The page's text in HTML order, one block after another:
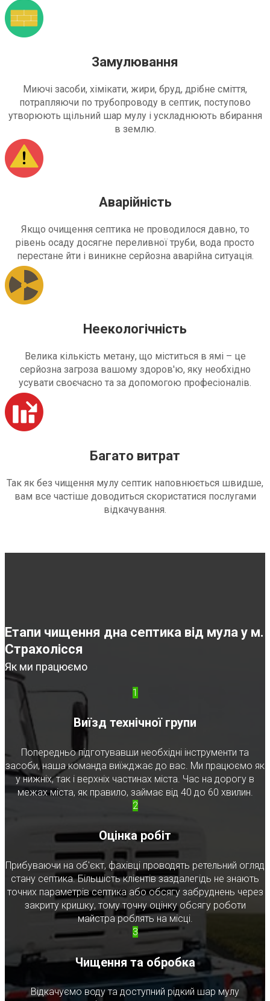
Замулювання
Миючі засоби, хімікати, жири, бруд, дрібне сміття,
потрапляючи по трубопроводу в септик, поступово
утворюють щільний шар мулу і ускладнюють вбирання
в землю.
Аварійність
Якщо очищення септика не проводилося давно, то
рівень осаду досягне переливної труби, вода просто
перестане йти і виникне серйозна аварійна ситуація.
Неекологічність
Велика кількість метану, що міститься в ямі – це
серйозна загроза вашому здоров'ю, яку необхідно
усувати своєчасно та за допомогою професіоналів.
Багато витрат
Так як без чищення мулу септик наповнюється швидше,
вам все частіше доводиться скористатися послугами
відкачування.
Етапи чищення дна септика від мула у м.
Страхолісся
Як ми працюємо
1
Виїзд технічної групи
Попередньо підготувавши необхідні інструменти та
засоби, наша команда виїжджає до вас. Ми працюємо як
у нижніх, так і верхніх частинах міста. Час на дорогу в
межах міста, як правило, займає від 40 до 60 хвилин.
2
Оцінка робіт
Прибуваючи на об'єкт, фахівці проводять ретельний огляд
стану септика. Більшість клієнтів заздалегідь не знають
точних параметрів септика або обсягу забруднень через
закриту кришку, тому точну оцінку обсягу роботи
майстра роблять на місці.
3
Чищення та обробка
Відкачуємо воду та доступний рідкий шар мулу